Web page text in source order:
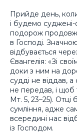
Прийде день,
і будемо
подорож
в Господі.
відбувається
Євангелія: «Зі
доки з ним на
судді не віддав,
не передав, і щоб
Мт. 5, 23–25).
сумління, адже
всередині нас
із Господом.